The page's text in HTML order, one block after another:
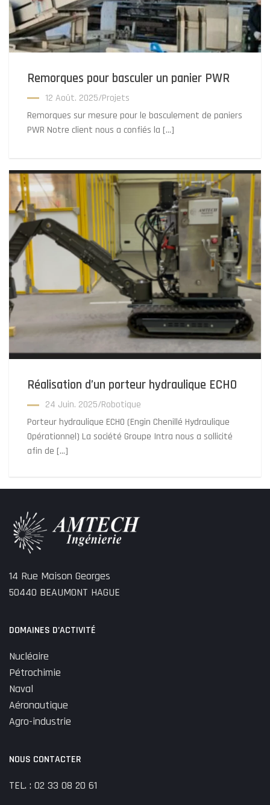
Remorques pour basculer un panier PWR
12 Août. 2025/Projets
Remorques sur mesure pour le basculement de paniers
PWR Notre client nous a confiés la […]
Réalisation d’un porteur hydraulique ECHO
24 Juin. 2025/Robotique
Porteur hydraulique ECHO (Engin Chenillé Hydraulique
Opérationnel) La société Groupe Intra nous a sollicité
afin de […]
14 Rue Maison Georges
50440 BEAUMONT HAGUE
DOMAINES D’ACTIVITÉ
Nucléaire
Pétrochimie
Naval
Aéronautique
Agro-industrie
NOUS CONTACTER
TEL. : 02 33 08 20 61